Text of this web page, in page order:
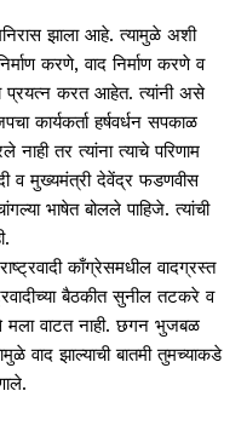
झाला आहे. त्यामुळे अशी
करणे, वाद निर्माण करणे व
प्रयत्न करत आहेत. त्यांनी असे
कार्यकर्ता हर्षवर्धन सपकाळ
नाही तर त्यांना त्याचे परिणाम
व मुख्यमंत्री देवेंद्र फडणवीस
भाषेत बोलले पाहिजे. त्यांची
काँग्रेसमधील वादग्रस्त
बैठकीत सुनील तटकरे व
वाटत नाही. छगन भुजबळ
वाद झाल्याची बातमी तुमच्याकडे